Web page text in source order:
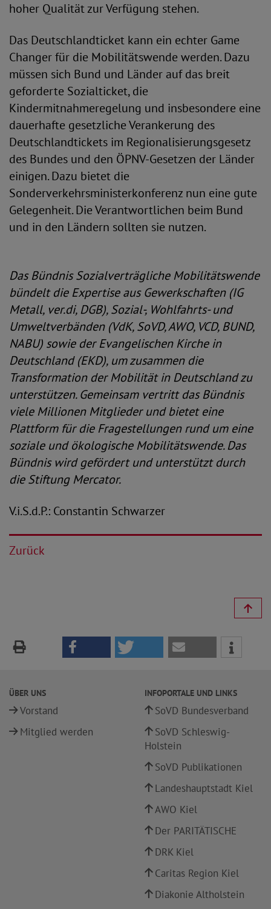
hoher Qualität zur Verfügung stehen.
Das Deutschlandticket kann ein echter Game
Changer für die Mobilitätswende werden. Dazu
müssen sich Bund und Länder auf das breit
geforderte Sozialticket, die
Kindermitnahmeregelung und insbesondere eine
dauerhafte gesetzliche Verankerung des
Deutschlandtickets im Regionalisierungsgesetz
des Bundes und den ÖPNV-Gesetzen der Länder
einigen. Dazu bietet die
Sonderverkehrsministerkonferenz nun eine gute
Gelegenheit. Die Verantwortlichen beim Bund
und in den Ländern sollten sie nutzen.
Das Bündnis Sozialverträgliche Mobilitätswende
bündelt die Expertise aus Gewerkschaften (IG
Metall, ver.di, DGB), Sozial-, Wohlfahrts- und
Umweltverbänden (VdK, SoVD, AWO, VCD, BUND,
NABU) sowie der Evangelischen Kirche in
Deutschland (EKD), um zusammen die
Transformation der Mobilität in Deutschland zu
unterstützen. Gemeinsam vertritt das Bündnis
viele Millionen Mitglieder und bietet eine
Plattform für die Fragestellungen rund um eine
soziale und ökologische Mobilitätswende. Das
Bündnis wird gefördert und unterstützt durch
die Stiftung Mercator.
V.i.S.d.P.: Constantin Schwarzer
Zurück
ÜBER UNS
Vorstand
Mitglied werden
INFOPORTALE UND LINKS
SoVD Bundesverband
SoVD Schleswig-
Holstein
SoVD Publikationen
Landeshauptstadt Kiel
AWO Kiel
Der PARITÄTISCHE
DRK Kiel
Caritas Region Kiel
Diakonie Altholstein